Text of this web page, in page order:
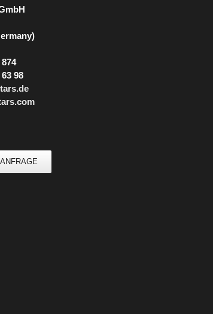
98